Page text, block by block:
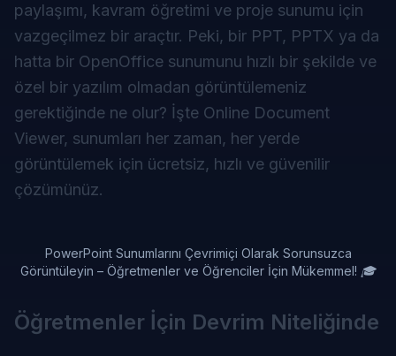
paylaşımı, kavram öğretimi ve proje sunumu için
vazgeçilmez bir araçtır. Peki, bir PPT, PPTX ya da
hatta bir OpenOffice sunumunu hızlı bir şekilde ve
özel bir yazılım olmadan görüntülemeniz
gerektiğinde ne olur? İşte Online Document
Viewer, sunumları her zaman, her yerde
görüntülemek için ücretsiz, hızlı ve güvenilir
çözümünüz.
PowerPoint Sunumlarını Çevrimiçi Olarak Sorunsuzca
Görüntüleyin – Öğretmenler ve Öğrenciler İçin Mükemmel! 🎓
Öğretmenler İçin Devrim Niteliğinde